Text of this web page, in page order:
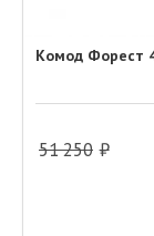
Комод Форест
51 250